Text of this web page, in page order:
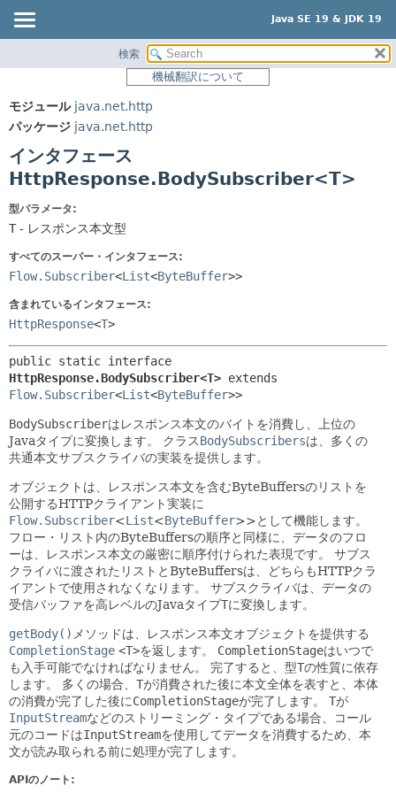
Java SE 19 & JDK 19
パッケージ
使用
プレビュー
新規
非推奨
索引
ヘルプ
サマリー:
ネスト済
メソッド
検索
機械翻訳について
モジュール java.net.http
パッケージ java.net.http
インタフェース
HttpResponse.BodySubscriber<T>
型パラメータ:
T - レスポンス本文型
すべてのスーパー・インタフェース:
Flow.Subscriber<List<ByteBuffer>>
含まれているインタフェース:
HttpResponse<T>
HttpResponse.BodySubscriber<T>
Flow.Subscriber<List<ByteBuffer>>
BodySubscriberはレスポンス本文のバイトを消費し、上位の
Javaタイプに変換します。
クラスBodySubscribersは、多くの
共通本文サブスクライバの実装を提供します。
オブジェクトは、レスポンス本文を含むByteBuffersのリストを
公開するHTTPクライアント実装に
Flow.Subscriber<List<ByteBuffer>>として機能します。
フロー・リスト内のByteBuffersの順序と同様に、データのフロ
ーは、レスポンス本文の厳密に順序付けられた表現です。
サブス
クライバに渡されたリストとByteBuffersは、どちらもHTTPクラ
イアントで使用されなくなります。
サブスクライバは、データの
受信バッファを高レベルのJavaタイプTに変換します。
getBody() メソッドは、レスポンス本文オブジェクトを提供する
CompletionStage <T>を返します。 CompletionStageはいつで
も入手可能でなければなりません。
完了すると、型Tの性質に依存
します。
多くの場合、 Tが消費された後に本文全体を表すと、本体
の消費が完了した後にCompletionStageが完了します。 Tが
InputStreamなどのストリーミング・タイプである場合、コール
元のコードはInputStreamを使用してデータを消費するため、本
文が読み取られる前に処理が完了します。
APIのノート: